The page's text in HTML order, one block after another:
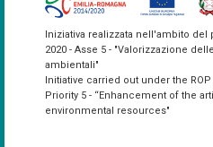
Iniziativa realizzata nell'ambito del
2020 - Asse 5 - "Valorizzazione
ambientali"
Initiative carried out under the
Priority 5 - “Enhancement of the
environmental resources"